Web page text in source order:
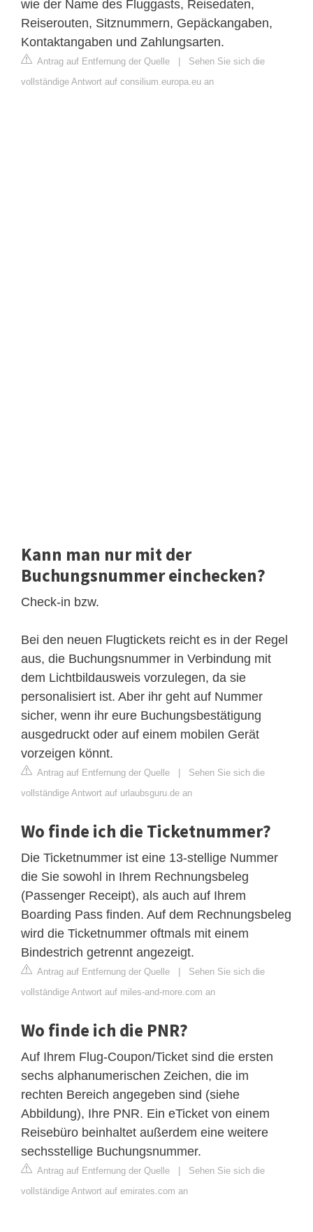
wie der Name des Fluggasts, Reisedaten,
Reiserouten, Sitznummern, Gepäckangaben,
Kontaktangaben und Zahlungsarten.
Antrag auf Entfernung der Quelle | Sehen Sie sich die
vollständige Antwort auf consilium.europa.eu an
Kann man nur mit der
Buchungsnummer einchecken?
Check-in bzw.
Bei den neuen Flugtickets reicht es in der Regel
aus, die Buchungsnummer in Verbindung mit
dem Lichtbildausweis vorzulegen, da sie
personalisiert ist. Aber ihr geht auf Nummer
sicher, wenn ihr eure Buchungsbestätigung
ausgedruckt oder auf einem mobilen Gerät
vorzeigen könnt.
Antrag auf Entfernung der Quelle | Sehen Sie sich die
vollständige Antwort auf urlaubsguru.de an
Wo finde ich die Ticketnummer?
Die Ticketnummer ist eine 13-stellige Nummer
die Sie sowohl in Ihrem Rechnungsbeleg
(Passenger Receipt), als auch auf Ihrem
Boarding Pass finden. Auf dem Rechnungsbeleg
wird die Ticketnummer oftmals mit einem
Bindestrich getrennt angezeigt.
Antrag auf Entfernung der Quelle | Sehen Sie sich die
vollständige Antwort auf miles-and-more.com an
Wo finde ich die PNR?
Auf Ihrem Flug‑Coupon/Ticket sind die ersten
sechs alphanumerischen Zeichen, die im
rechten Bereich angegeben sind (siehe
Abbildung), Ihre PNR. Ein eTicket von einem
Reisebüro beinhaltet außerdem eine weitere
sechsstellige Buchungsnummer.
Antrag auf Entfernung der Quelle | Sehen Sie sich die
vollständige Antwort auf emirates.com an